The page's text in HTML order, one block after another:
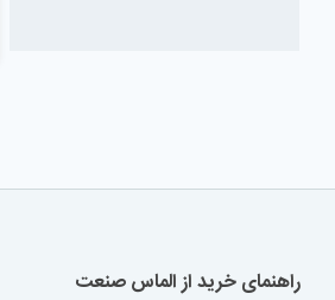
راهنمای خرید از الماس صنعت